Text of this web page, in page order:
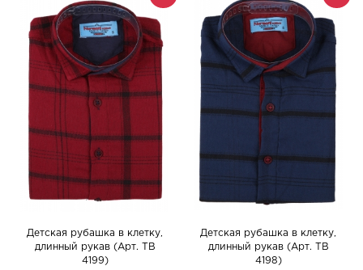
Детская рубашка в клетку,
длинный рукав (Арт. TB
4199)
Детская рубашка в клетку,
длинный рукав (Арт. TB
4198)